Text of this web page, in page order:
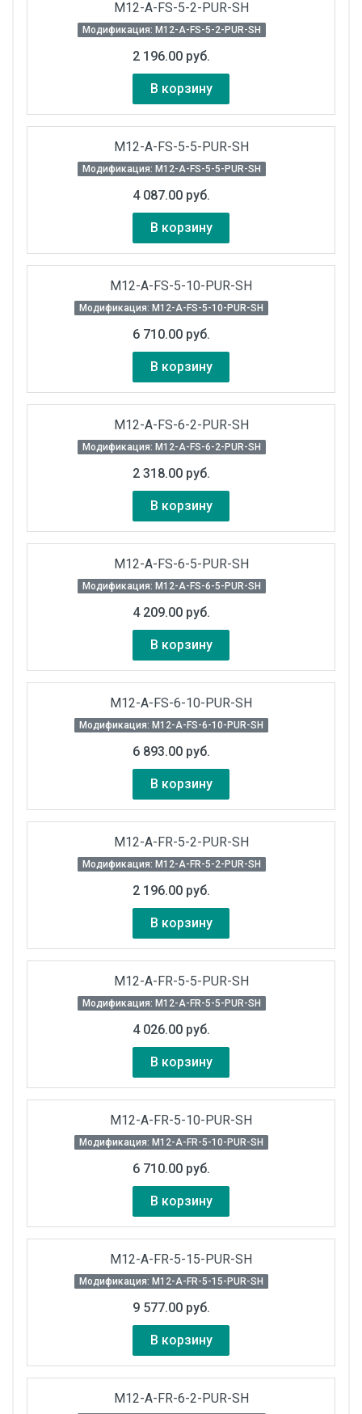
M12-A-FS-5-2-PUR-SH
Модификация: M12-A-FS-5-2-PUR-SH
2 196.00 руб.
В корзину
M12-A-FS-5-5-PUR-SH
Модификация: M12-A-FS-5-5-PUR-SH
4 087.00 руб.
В корзину
M12-A-FS-5-10-PUR-SH
Модификация: M12-A-FS-5-10-PUR-SH
6 710.00 руб.
В корзину
M12-A-FS-6-2-PUR-SH
Модификация: M12-A-FS-6-2-PUR-SH
2 318.00 руб.
В корзину
M12-A-FS-6-5-PUR-SH
Модификация: M12-A-FS-6-5-PUR-SH
4 209.00 руб.
В корзину
M12-A-FS-6-10-PUR-SH
Модификация: M12-A-FS-6-10-PUR-SH
6 893.00 руб.
В корзину
M12-A-FR-5-2-PUR-SH
Модификация: M12-A-FR-5-2-PUR-SH
2 196.00 руб.
В корзину
M12-A-FR-5-5-PUR-SH
Модификация: M12-A-FR-5-5-PUR-SH
4 026.00 руб.
В корзину
M12-A-FR-5-10-PUR-SH
Модификация: M12-A-FR-5-10-PUR-SH
6 710.00 руб.
В корзину
M12-A-FR-5-15-PUR-SH
Модификация: M12-A-FR-5-15-PUR-SH
9 577.00 руб.
В корзину
M12-A-FR-6-2-PUR-SH